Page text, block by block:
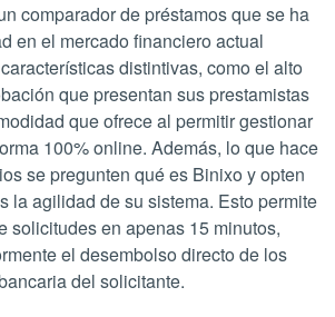
comparador de préstamos que se ha
en el mercado financiero actual
distintivas, como el alto
que presentan sus prestamistas
que ofrece al permitir gestionar
100% online. Además, lo que hace
se pregunten qué es Binixo y opten
la agilidad de su sistema. Esto permite
solicitudes en apenas 15 minutos,
el desembolso directo de los
del solicitante.